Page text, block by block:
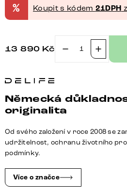
% Koupit s kódem 21DPH
13 890 Kč
Konferenční
100x50
cm
keramika
Laminam®
Lucidato
tmavě
Německá
originalita
Od svého založení v roce 2008 se
udržitelnost, ochranu životního
podmínky.
Více o značce